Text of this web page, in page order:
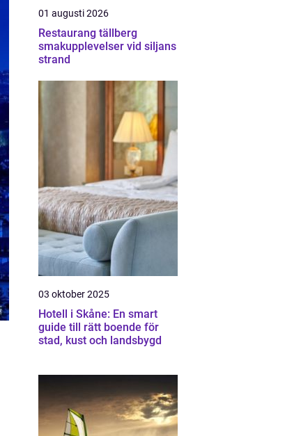
01 augusti 2026
Restaurang tällberg
smakupplevelser vid siljans
strand
03 oktober 2025
Hotell i Skåne: En smart
guide till rätt boende för
stad, kust och landsbygd